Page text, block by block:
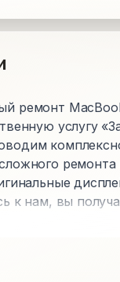
ремонт
услугу
к нам, вы